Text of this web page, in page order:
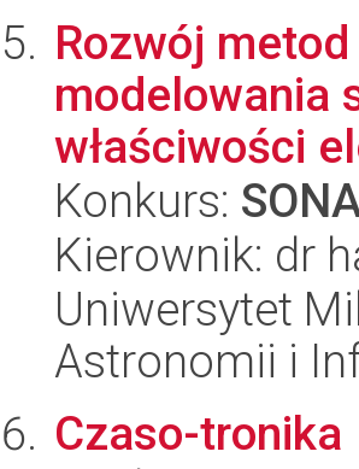
Rozwój
modelowania
właściwości
Konkurs:
Kierownik: dr
Uniwersytet
Astronomii i
Czaso-tronika